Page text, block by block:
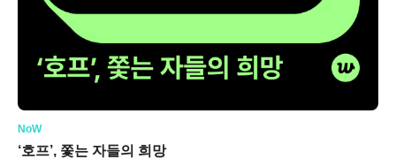
NoW
‘호프’, 쫓는 자들의 희망